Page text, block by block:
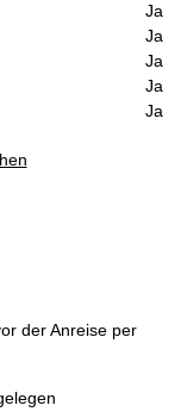
Ja
Ja
Ja
Ja
Ja
der Anreise per